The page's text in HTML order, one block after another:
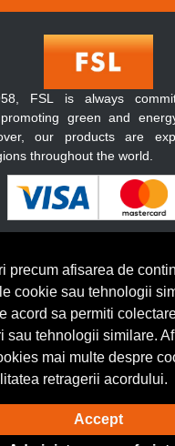
FSL is always
green and
our products are
throughout the world.
2026 Lumilux. Toate
eCommercepowered by
precum afisarea de
cookie sau tehnologii
acord sa permiti
sau tehnologii similare.
mai multe despre
retragerii acordului.
Accept